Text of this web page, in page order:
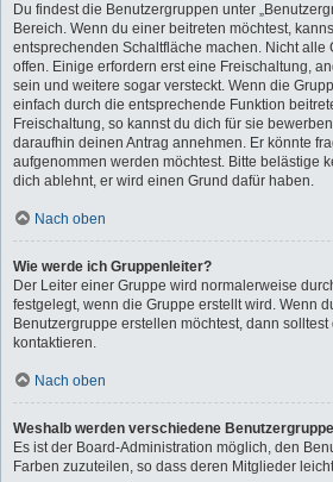
Du findest die Benutzergruppen unter
Bereich. Wenn du einer beitreten möchtest,
entsprechenden Schaltfläche machen. Nicht alle
offen. Einige erfordern erst eine Freischaltung,
sein und weitere sogar versteckt. Wenn die
einfach durch die entsprechende Funktion
Freischaltung, so kannst du dich für sie
daraufhin deinen Antrag annehmen. Er könnte
aufgenommen werden möchtest. Bitte belästige
dich ablehnt, er wird einen Grund dafür haben.
Nach oben
Wie werde ich Gruppenleiter?
Der Leiter einer Gruppe wird normalerweise
festgelegt, wenn die Gruppe erstellt wird. Wenn
Benutzergruppe erstellen möchtest, dann
kontaktieren.
Nach oben
Weshalb werden verschiedene
Es ist der Board-Administration möglich, den
Farben zuzuteilen, so dass deren Mitglieder